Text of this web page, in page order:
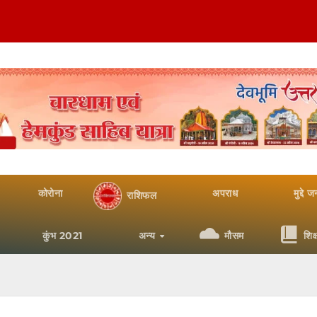
कोरोना राशिफल अपराध मुद्दे
कुंभ 2021 अन्य मौसम